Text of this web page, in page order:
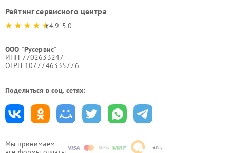
Мы принимаем
Рейтинг сервисного центра
4.9-5.0
ООО "Русервис"
ИНН 7702633247
ОГРН 1077746335776
Поделиться в соц. сетях: